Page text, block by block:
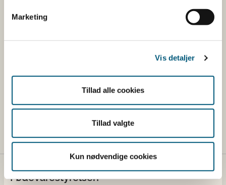
Marketing
Vis detaljer
Tillad alle cookies
Tillad valgte
Kun nødvendige cookies
Find andre materialer om Kostråd til Måltider
Fødevarestyrelsen